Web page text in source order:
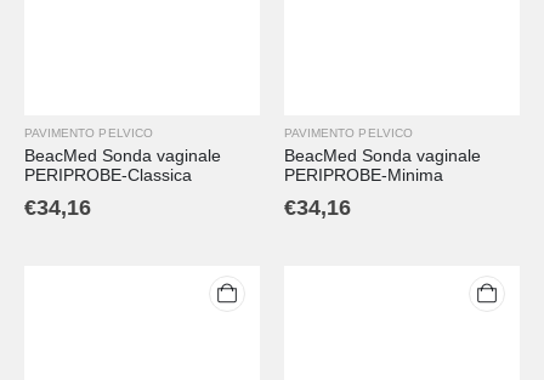
PAVIMENTO PELVICO
BeacMed Sonda vaginale
PERIPROBE-Classica
€34,16
PAVIMENTO PELVICO
BeacMed Sonda vaginale
PERIPROBE-Minima
€34,16